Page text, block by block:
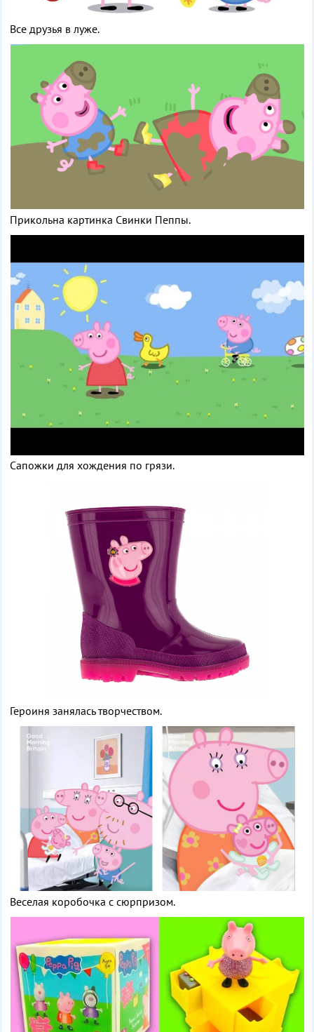
Все друзья в луже.
Прикольна картинка Свинки Пеппы.
Сапожки для хождения по грязи.
Героиня занялась творчеством.
Веселая коробочка с сюрпризом.